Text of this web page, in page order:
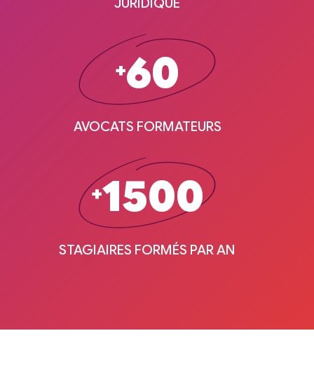
+60
AVOCATS FORMATEURS
+1500
STAGIAIRES FORMÉS PAR AN